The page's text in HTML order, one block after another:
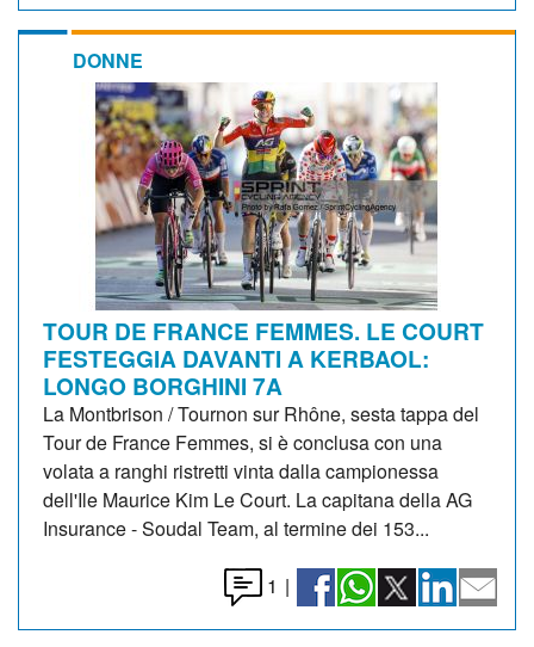
DONNE
TOUR DE FRANCE FEMMES. LE COURT
FESTEGGIA DAVANTI A KERBAOL:
LONGO BORGHINI 7A
La Montbrison / Tournon sur Rhône, sesta tappa del
Tour de France Femmes, si è conclusa con una
volata a ranghi ristretti vinta dalla campionessa
dell'Ile Maurice Kim Le Court. La capitana della AG
Insurance - Soudal Team, al termine dei 153...
1 |